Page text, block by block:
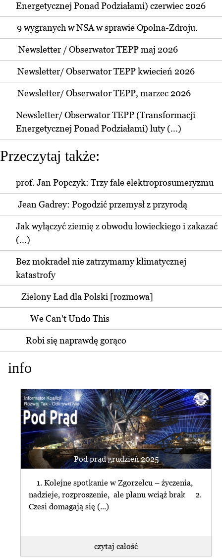
Energetycznej Ponad Podziałami) czerwiec 2026
9 wygranych w NSA w sprawie Opolna-Zdroju.
Newsletter / Obserwator TEPP maj 2026
Newsletter/ Obserwator TEPP kwiecień 2026
Newsletter/ Obserwator TEPP, marzec 2026
Newsletter/ Obserwator TEPP (Transformacji
Energetycznej Ponad Podziałami) luty (...)
Przeczytaj także:
prof. Jan Popczyk: Trzy fale elektroprosumeryzmu
Jean Gadrey: Pogodzić przemysł z przyrodą
Jak wyłączyć ziemię z obwodu łowieckiego i zakazać
(...)
Bez mokradeł nie zatrzymamy klimatycznej
katastrofy
Zielony Ład dla Polski [rozmowa]
We Can't Undo This
Robi się naprawdę gorąco
info
Pod prąd grudzień 2025
1. Kolejne spotkanie w Zgorzelcu – życzenia,
nadzieje, rozproszenie, ale planu wciąż brak 2.
Czesi domagają się (...)
czytaj całość